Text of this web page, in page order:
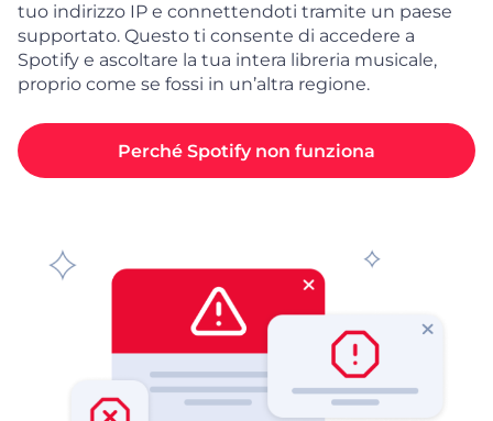
tuo indirizzo IP e connettendoti tramite un paese
supportato. Questo ti consente di accedere a
Spotify e ascoltare la tua intera libreria musicale,
proprio come se fossi in un’altra regione.
Perché Spotify non funziona